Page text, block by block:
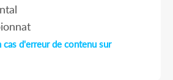
d'erreur de contenu sur